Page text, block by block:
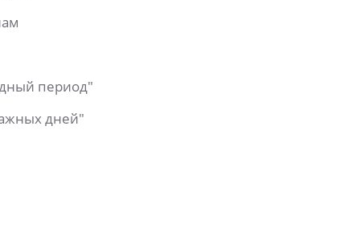
период"
дней"